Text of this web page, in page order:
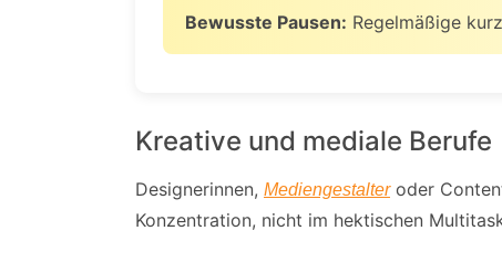
Bewusste Pausen: Regelmäßige
Kreative und mediale Berufe
Designerinnen, Mediengestalteroder
Konzentration, nicht im hektischen